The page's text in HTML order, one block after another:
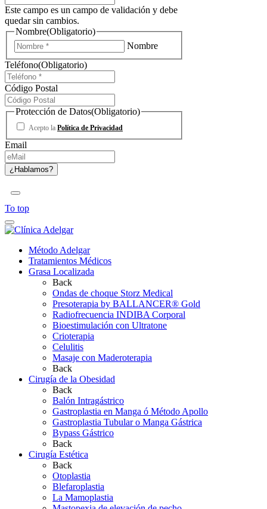
Este campo es un campo de validación y debe
quedar sin cambios.
Nombre(Obligatorio)
Nombre
Teléfono(Obligatorio)
Código Postal
Protección de Datos(Obligatorio)
Acepto la Política de Privacidad
Email
To top
Método Adelgar
Tratamientos Médicos
Grasa Localizada
Back
Ondas de choque Storz Medical
Presoterapia by BALLANCER® Gold
Radiofrecuencia INDIBA Corporal
Bioestimulación con Ultratone
Crioterapia
Celulitis
Masaje con Maderoterapia
Back
Cirugía de la Obesidad
Back
Balón Intragástrico
Gastroplastia en Manga ó Método Apollo
Gastroplastia Tubular o Manga Gástrica
Bypass Gástrico
Back
Cirugía Estética
Back
Otoplastia
Blefaroplastia
La Mamoplastia